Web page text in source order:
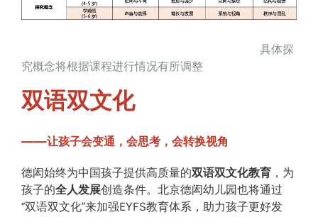
具体探
究概念将根据课程进行情况有所调整
双语双文化
——让孩子会变通，会思考，会转换视角
德闳始终为中国孩子提供高质量的双语双文化教育 ，为
孩子的全人发展创造条件。北京德闳幼儿园也将通过
“双语双文化”来加强EYFS教育体系，助力孩子更好发